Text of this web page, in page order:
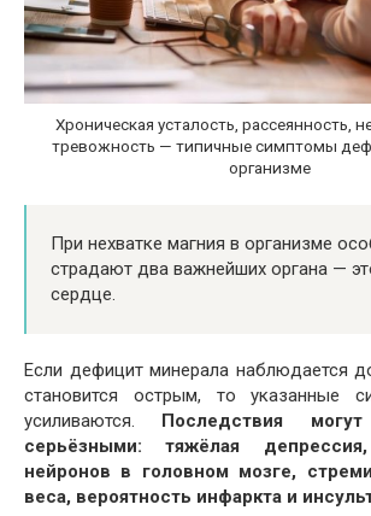
Хроническая усталость, рассеянность,
тревожность — типичные симптомы
организме
При нехватке магния в организме
страдают два важнейших органа —
сердце.
Если дефицит минерала наблюдается
становится острым, то указанные
усиливаются.
Последствия
серьёзными: тяжёлая
нейронов в головном мозге,
веса, вероятность инфаркта и